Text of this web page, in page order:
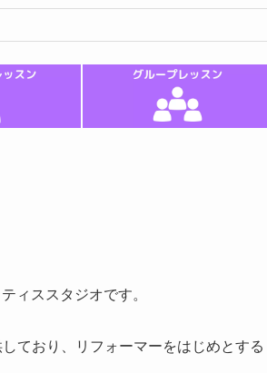
ィススタジオです。
ており、リフォーマーをはじめとする